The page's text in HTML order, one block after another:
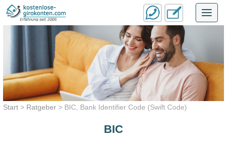
Start > Ratgeber > BIC, Bank Identifier Code (Swift Code)
BIC